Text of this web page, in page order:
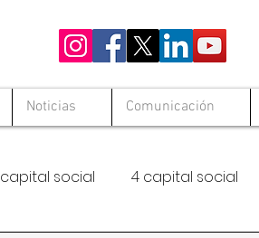
Noticias Comunicación
social 4 capital social